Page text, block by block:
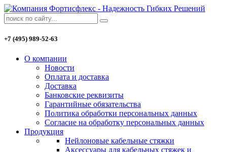
+7 (495) 989-52-63
О компании
Новости
Оплата и доставка
Доставка
Банковские реквизиты
Гарантийные обязательства
Политика обработки персональных данных
Согласие на обработку персональных данных
Продукция
Нейлоновые кабельные стяжки
Аксессуары для кабельных стяжек и